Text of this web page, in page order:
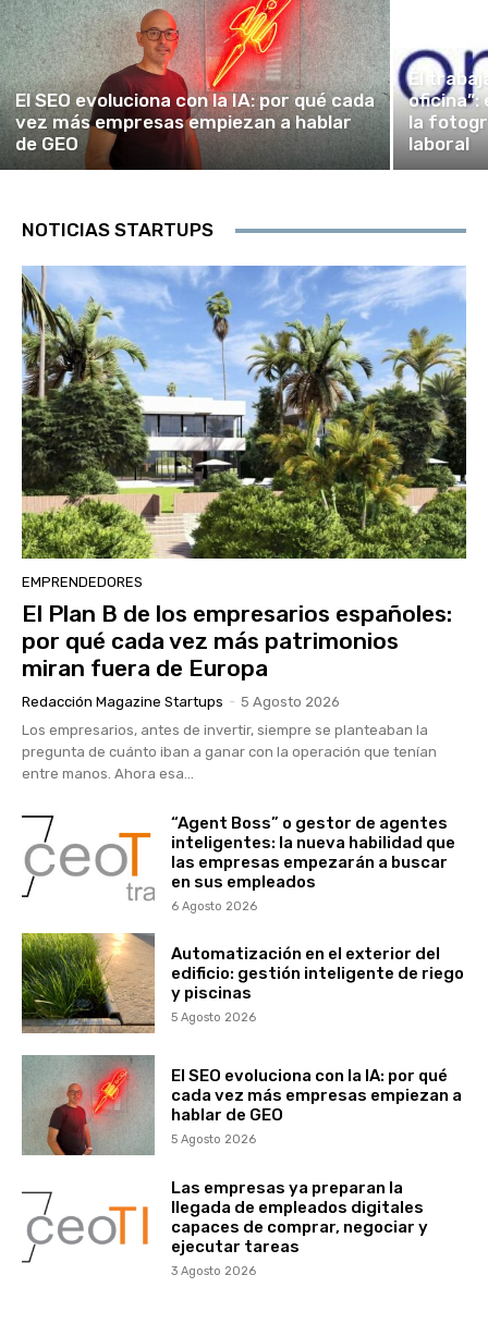
El SEO evoluciona con la IA: por qué cada
vez más empresas empiezan a hablar
de GEO
El
oficina”:
la
laboral
NOTICIAS STARTUPS
EMPRENDEDORES
El Plan B de los empresarios españoles:
por qué cada vez más patrimonios
miran fuera de Europa
Redacción Magazine Startups - 5 Agosto 2026
Los empresarios, antes de invertir, siempre se planteaban la
pregunta de cuánto iban a ganar con la operación que tenían
entre manos. Ahora esa...
“Agent Boss” o gestor de agentes
inteligentes: la nueva habilidad que
las empresas empezarán a buscar
en sus empleados
6 Agosto 2026
Automatización en el exterior del
edificio: gestión inteligente de riego
y piscinas
5 Agosto 2026
El SEO evoluciona con la IA: por qué
cada vez más empresas empiezan a
hablar de GEO
5 Agosto 2026
Las empresas ya preparan la
llegada de empleados digitales
capaces de comprar, negociar y
ejecutar tareas
3 Agosto 2026